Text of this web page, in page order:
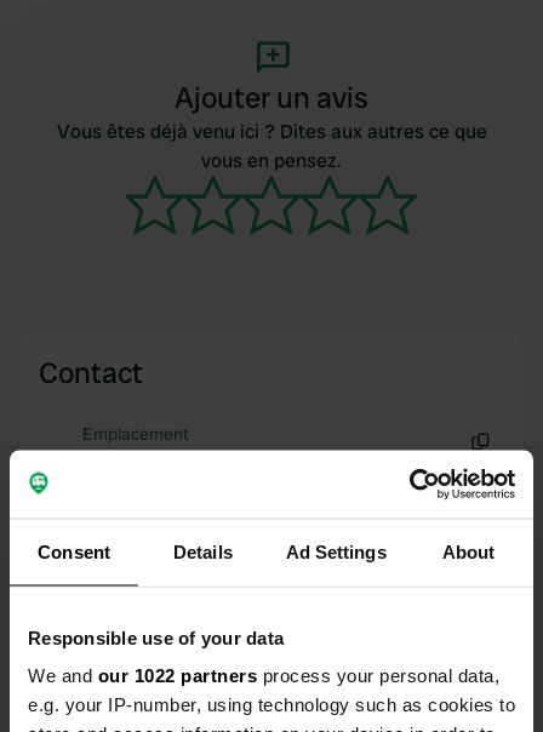
Consent Details Ad Settings About
Responsible use of your data
We and our 1022 partners process your personal data,
e.g. your IP-number, using technology such as cookies to
Ajouter un avis
Vous êtes déjà venu ici ? Dites aux autres ce que
vous en pensez.
Contact
Emplacement
Copie
Coordonnées
45° 15' 33" N 1° 16' 55" E
Code du site
162943 Copie